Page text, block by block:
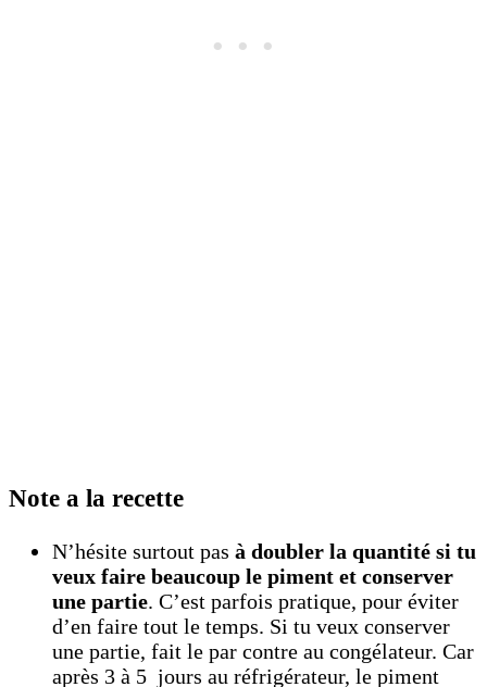
Note a la recette
N’hésite surtout pas à doubler la quantité si tu
veux faire beaucoup le piment et conserver
une partie. C’est parfois pratique, pour éviter
d’en faire tout le temps. Si tu veux conserver
une partie, fait le par contre au congélateur. Car
après 3 à 5 jours au réfrigérateur, le piment